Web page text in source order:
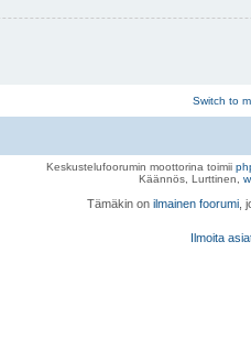
Switch to
Keskustelufoorumin moottorina toimii
Käännös, Lurttinen,
Tämäkin on ilmainen foorumi ,
Ilmoita